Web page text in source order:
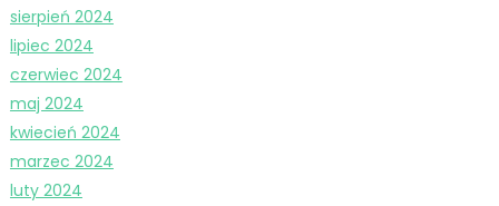
sierpień 2024
lipiec 2024
czerwiec 2024
maj 2024
kwiecień 2024
marzec 2024
luty 2024